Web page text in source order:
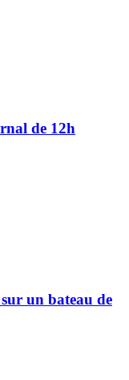
de 12h
un bateau de